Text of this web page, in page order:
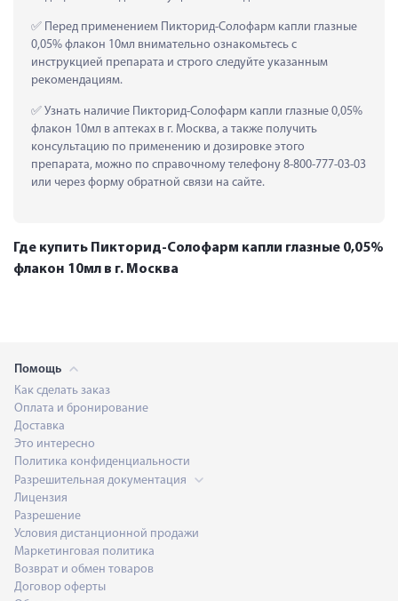
Перед применением Пикторид-Солофарм капли глазные
0,05% флакон 10мл внимательно ознакомьтесь с
инструкцией препарата и строго следуйте указанным
рекомендациям.
Узнать наличие Пикторид-Солофарм капли глазные 0,05%
флакон 10мл в аптеках в г. Москва, а также получить
консультацию по применению и дозировке этого
препарата, можно по справочному телефону 8-800-777-03-03
или через форму обратной связи на сайте.
Где купить Пикторид-Солофарм капли глазные 0,05%
флакон 10мл в г. Москва
Помощь
Как сделать заказ
Оплата и бронирование
Доставка
Это интересно
Политика конфиденциальности
Разрешительная документация
Лицензия
Разрешение
Условия дистанционной продажи
Маркетинговая политика
Возврат и обмен товаров
Договор оферты